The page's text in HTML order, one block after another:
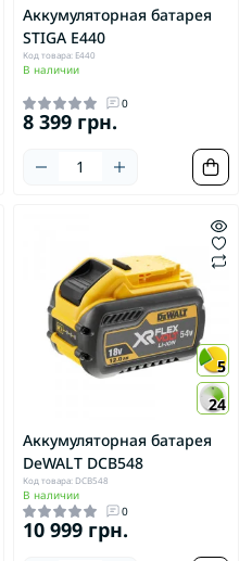
Аккумуляторная батарея
STIGA E440
Код товара: E440
В наличии
0
8 399 грн.
5
24
Аккумуляторная батарея
DeWALT DCB548
Код товара: DCB548
В наличии
0
10 999 грн.